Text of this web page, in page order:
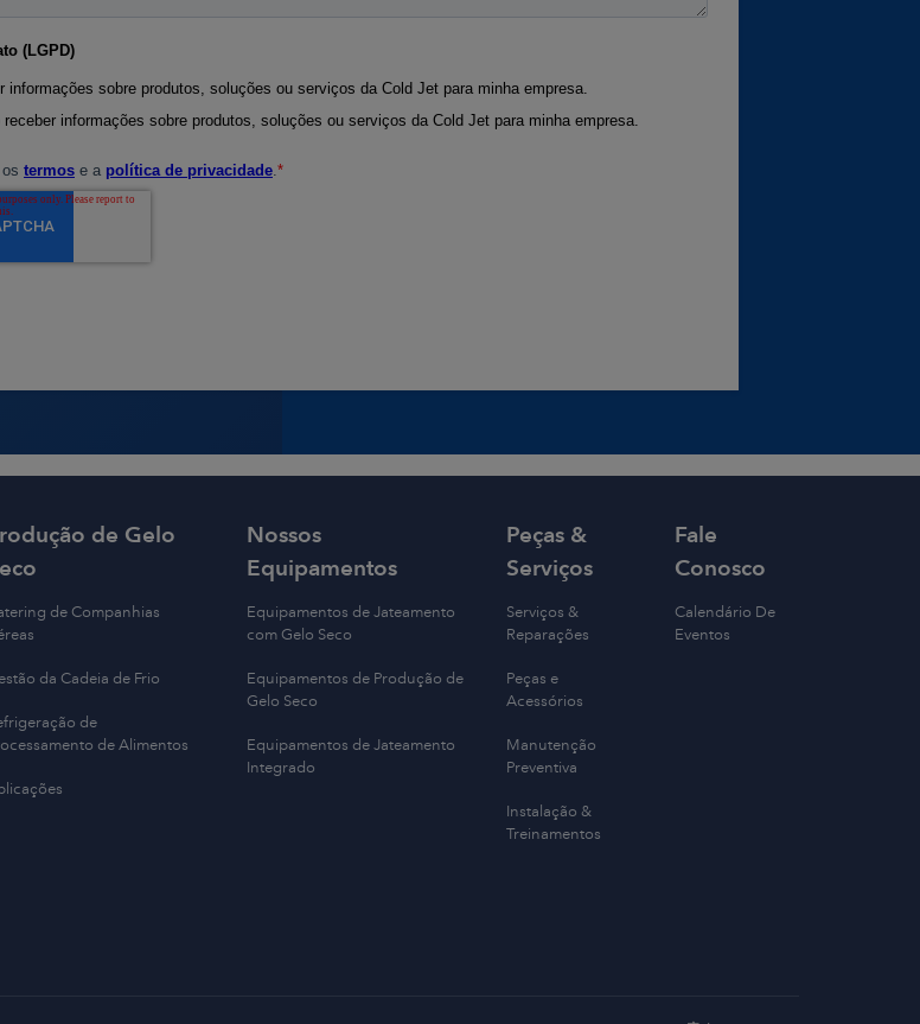
de Gelo
de Companhias
da Cadeia de Frio
de
de Alimentos
Nossos
Equipamentos
Equipamentos de Jateamento
com Gelo Seco
Equipamentos de Produção de
Gelo Seco
Equipamentos de Jateamento
Integrado
Peças &
Serviços
Serviços &
Reparações
Peças e
Acessórios
Manutenção
Preventiva
Instalação &
Treinamentos
Fale
Conosco
Calendário De
Eventos